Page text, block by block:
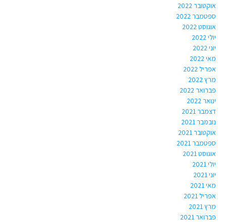
אוקטובר 2022
ספטמבר 2022
אוגוסט 2022
יולי 2022
יוני 2022
מאי 2022
אפריל 2022
מרץ 2022
פברואר 2022
ינואר 2022
דצמבר 2021
נובמבר 2021
אוקטובר 2021
ספטמבר 2021
אוגוסט 2021
יולי 2021
יוני 2021
מאי 2021
אפריל 2021
מרץ 2021
פברואר 2021